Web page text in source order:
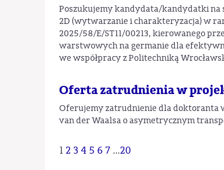
Poszukujemy kandydata/kandydatki na
2D (wytwarzanie i charakteryzacja) w
2025/58/E/ST11/00213, kierowanego
warstwowych na germanie dla
we współpracy z Politechniką
Oferta zatrudnienia w
Oferujemy zatrudnienie dla doktoranta
van der Waalsa o asymetrycznym
1 2 3 4 5 6 7 ...20